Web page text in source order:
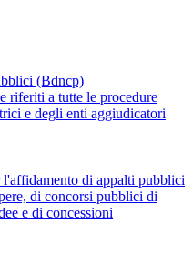
(Bdncp)
riferiti a tutte le procedure
e degli enti aggiudicatori
di appalti pubblici
di concorsi pubblici di
e di concessioni